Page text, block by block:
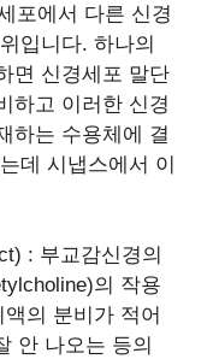
포에서 다른 신경
입니다. 하나의
면 신경세포 말단
하고 이러한 신경
하는 수용체에 결
데 시냅스에서 이
: 부교감신경의
의 작용
의 분비가 적어
안 나오는 등의